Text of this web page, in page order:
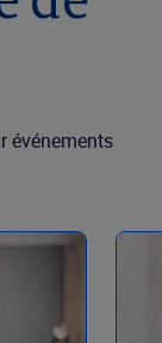
événements